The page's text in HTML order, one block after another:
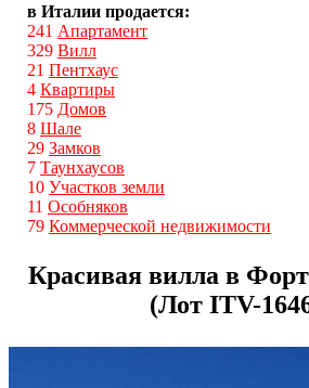
в Италии продается:
241 Апартамент
329 Вилл
21 Пентхаус
4 Квартиры
175 Домов
8 Шале
29 Замков
7 Таунхаусов
10 Участков земли
11 Особняков
79 Коммерческой недвижимости
Красивая вилла в
(Лот ITV-